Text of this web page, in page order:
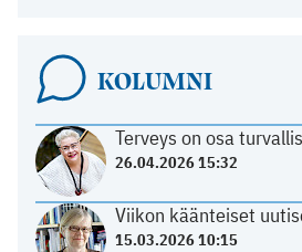
KOLUMNI
Terveys on osa
26.04.2026 15:32
Viikon käänteiset
15.03.2026 10:15